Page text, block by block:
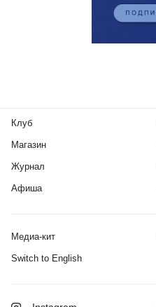
Клуб
Магазин
Журнал
Афиша
Медиа-кит
Switch to English